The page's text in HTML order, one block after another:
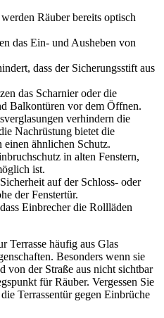
Räuber bereits optisch
das Ein- und Ausheben von
dass der Sicherungsstift aus
das Scharnier oder die
Balkontüren vor dem Öffnen.
verhindern die
Nachrüstung bietet die
einen ähnlichen Schutz.
in alten Fenstern,
ist.
auf der Schloss- oder
der Fenstertür.
Einbrecher die Rollläden
Terrasse häufig aus Glas
Besonders wenn sie
von der Straße aus nicht sichtbar
für Räuber. Vergessen Sie
Terrassentür gegen Einbrüche